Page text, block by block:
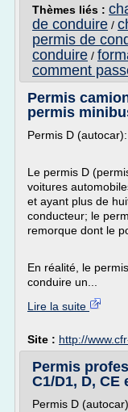
Thèmes liés :
de conduire /
permis de
conduire /
comment
Permis
permis
Permis D
Le permis D
voitures
et ayant plus de
conducteur; le
remorque dont le
En réalité, le
conduire un...
Lire la suite
Site : http://
Permis
C1/D1, D, CE
Permis D